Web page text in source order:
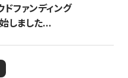
ファンディング
しました...